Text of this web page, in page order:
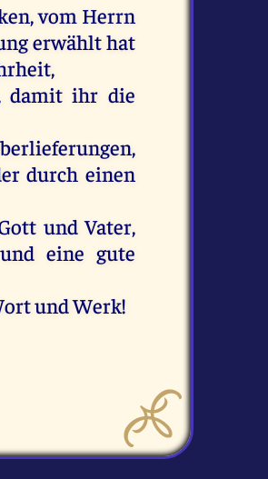
,vom Herrn
erwählthat
,
damit ihr die
durch einen
und Vater,
und eine gute
undWerk!